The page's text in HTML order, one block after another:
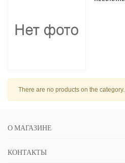
There are no products on the category.
О МАГАЗИНЕ
КОНТАКТЫ